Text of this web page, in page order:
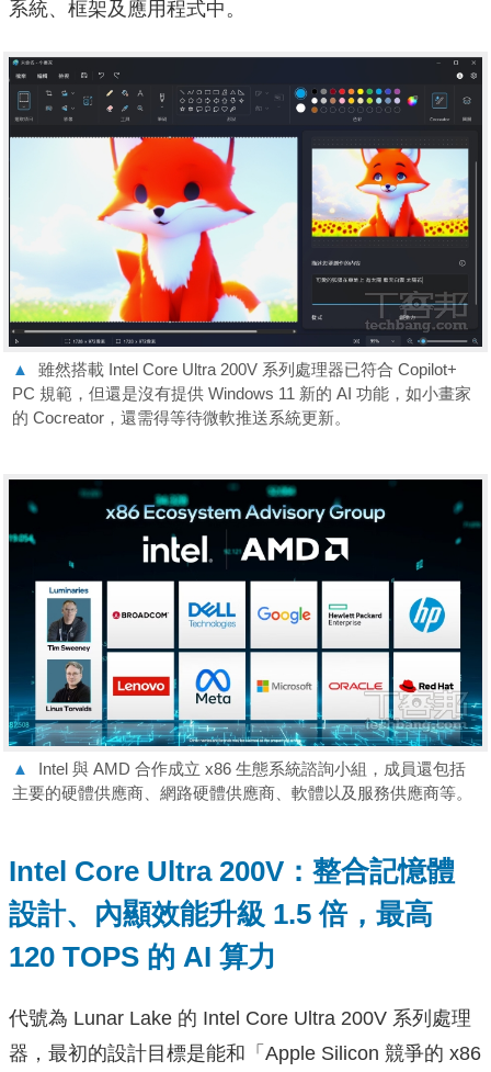
系統、框架及應用程式中。
▲
雖然搭載 Intel Core Ultra 200V 系列處理器已符合 Copilot+
PC 規範，但還是沒有提供 Windows 11 新的 AI 功能，如小畫家
的 Cocreator，還需得等待微軟推送系統更新。
▲
Intel 與 AMD 合作成立 x86 生態系統諮詢小組，成員還包括
主要的硬體供應商、網路硬體供應商、軟體以及服務供應商等。
Intel Core Ultra 200V：整合記憶體
設計、內顯效能升級 1.5 倍，最高
120 TOPS 的 AI 算力
代號為 Lunar Lake 的 Intel Core Ultra 200V 系列處理
器，最初的設計目標是能和「Apple Silicon 競爭的 x86